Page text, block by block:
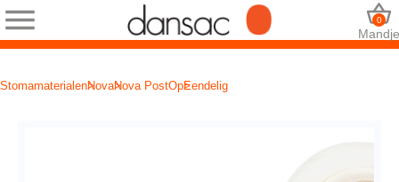
Mandje
0
StomamaterialenNovaNova PostOpEendelig